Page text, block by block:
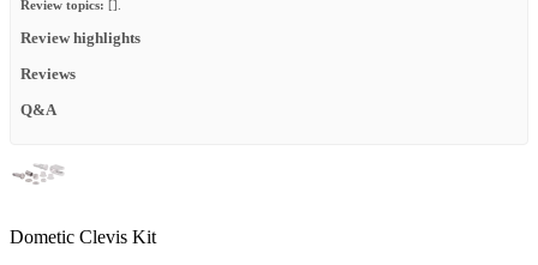
Review topics: [].
Review highlights
Reviews
Q&A
Dometic Clevis Kit